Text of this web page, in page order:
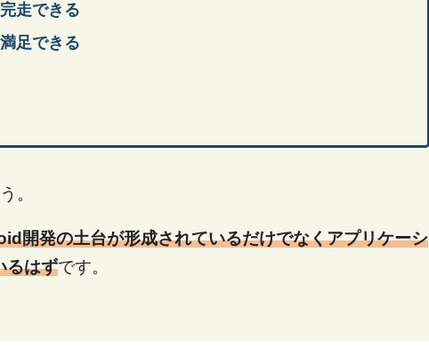
走できる
足できる
。
開発の土台が形成されているだけでなくアプリケーシ
るはずです。